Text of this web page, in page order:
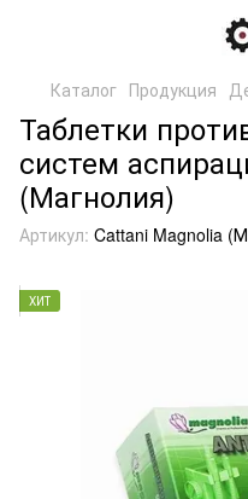
Каталог Продукция
Таблетки
систем
(Магнолия)
Артикул: Cattani Magnolia
ХИТ